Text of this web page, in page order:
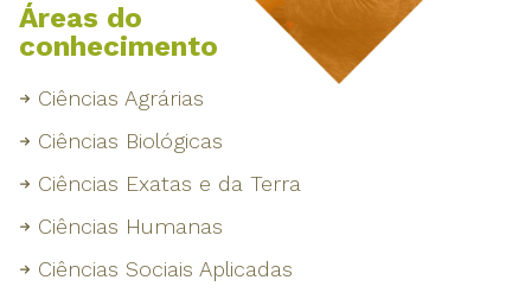
Áreas do
conhecimento
Ciências Agrárias
Ciências Biológicas
Ciências Exatas e da Terra
Ciências Humanas
Ciências Sociais Aplicadas